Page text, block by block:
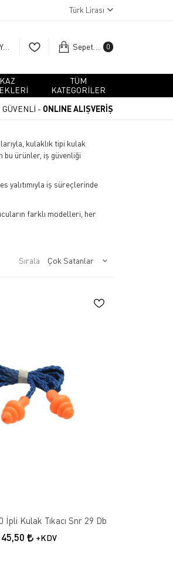
Türk Lirası
Giriş Yap Sepetim 0
TÜM
KATEGORİLER
GÜVENLİ - ONLINE ALIŞVERİŞ
kulaklık tipi kulak
bu ürünler, iş güvenliği
yalıtımıyla iş süreçlerinde
farklı modelleri, her
Sırala
İpli Kulak Tıkacı Snr 29 Db
45,50 +KDV